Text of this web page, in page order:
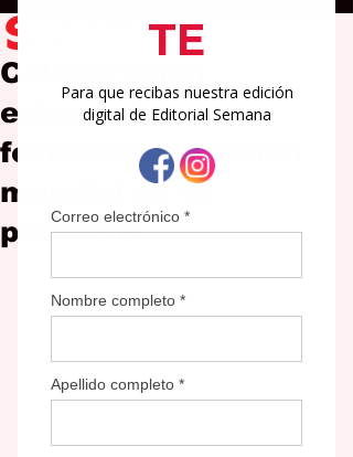
Colaboración
estratégica para
fortalecer atención
mundial de la
psoriasis